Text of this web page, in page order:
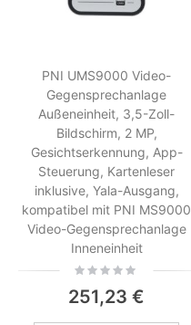
PNI UMS9000 Video-
Gegensprechanlage
Außeneinheit, 3,5-Zoll-
Bildschirm, 2 MP,
Gesichtserkennung, App-
Steuerung, Kartenleser
inklusive, Yala-Ausgang,
kompatibel mit PNI MS9000
Video-Gegensprechanlage
Inneneinheit
Rating:
251,23 €